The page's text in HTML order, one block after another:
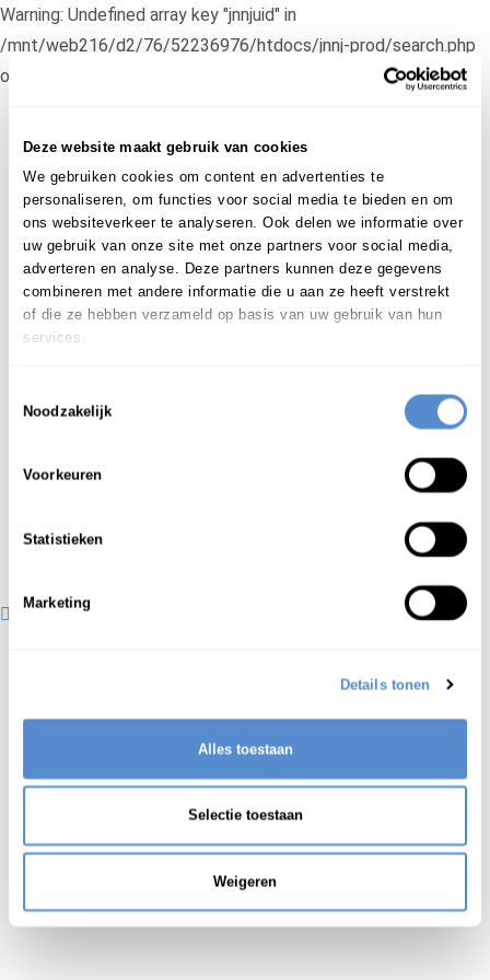
Deze website maakt gebruik van cookies
We gebruiken cookies om content en advertenties te
personaliseren, om functies voor social media te bieden en om
ons websiteverkeer te analyseren. Ook delen we informatie over
uw gebruik van onze site met onze partners voor social media,
adverteren en analyse. Deze partners kunnen deze gegevens
combineren met andere informatie die u aan ze heeft verstrekt
of die ze hebben verzameld op basis van uw gebruik van hun
services.
Noodzakelijk
Voorkeuren
Statistieken
Marketing
Details tonen
Alles toestaan
Selectie toestaan
Weigeren
Warning: Undefined array key "jnnjuid" in
/mnt/web216/d2/76/52236976/htdocs/jnnj-prod/search.php
on line 276
Begint met
Login om te bewerken ...
七草粥 nanakusagayu znw.
rijstepap, traditioneel gekookt met 7 kruiden (op de
bonen, e.d. (gemaakt op de 15e dag van het nieuwe
Zie ook:小豆粥(あずきがゆ)